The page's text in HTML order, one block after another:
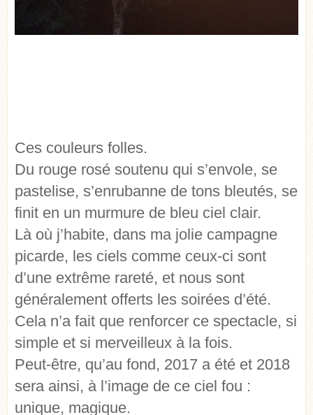
Ces couleurs folles.
Du rouge rosé soutenu qui s’envole, se
pastelise, s’enrubanne de tons bleutés, se
finit en un murmure de bleu ciel clair.
Là où j’habite, dans ma jolie campagne
picarde, les ciels comme ceux-ci sont
d’une extrême rareté, et nous sont
généralement offerts les soirées d’été.
Cela n’a fait que renforcer ce spectacle, si
simple et si merveilleux à la fois.
Peut-être, qu’au fond, 2017 a été et 2018
sera ainsi, à l’image de ce ciel fou :
unique, magique.